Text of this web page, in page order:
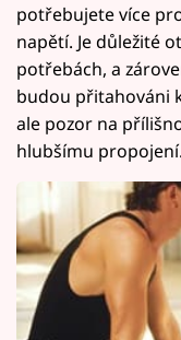
potřebujete více
napětí. Je důležité
potřebách, a
budou přitahováni
ale pozor na
hlubšímu propojení.